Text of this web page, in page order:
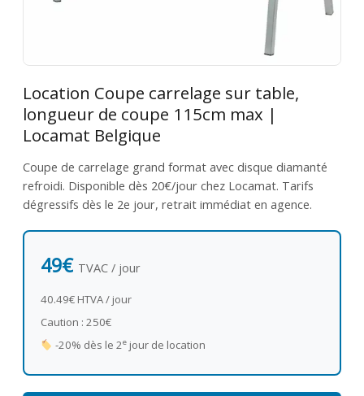
Location Coupe carrelage sur table,
longueur de coupe 115cm max |
Locamat Belgique
Coupe de carrelage grand format avec disque diamanté
refroidi. Disponible dès 20€/jour chez Locamat. Tarifs
dégressifs dès le 2e jour, retrait immédiat en agence.
49€ TVAC / jour
40.49€ HTVA / jour
Caution : 250€
-20% dès le 2ejour de location